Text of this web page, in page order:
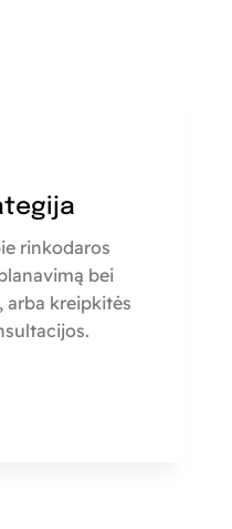
rinkodaros
bei
arba kreipkitės